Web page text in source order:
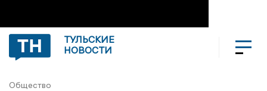
ТУЛЬСКИЕ
НОВОСТИ
Общество